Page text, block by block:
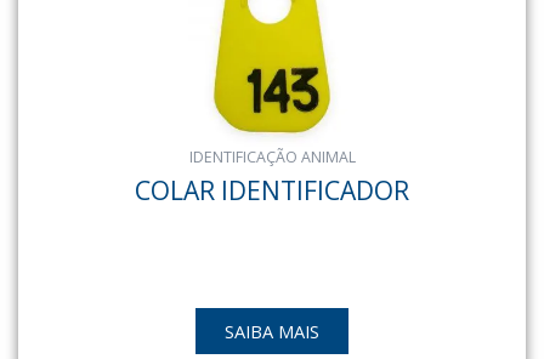
IDENTIFICAÇÃO ANIMAL
COLAR IDENTIFICADOR
SAIBA MAIS